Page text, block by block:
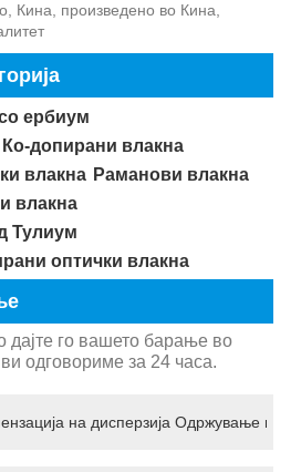
Кина, произведено во Кина,
ербиум
допирани влакна
влакна Раманови влакна
влакна
Тулиум
оптички влакна
го вашето барање во
одговориме за 24 часа.